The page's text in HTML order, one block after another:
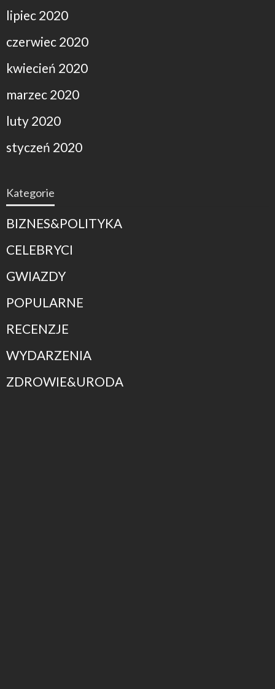
lipiec 2020
czerwiec 2020
kwiecień 2020
marzec 2020
luty 2020
styczeń 2020
Kategorie
BIZNES&POLITYKA
CELEBRYCI
GWIAZDY
POPULARNE
RECENZJE
WYDARZENIA
ZDROWIE&URODA